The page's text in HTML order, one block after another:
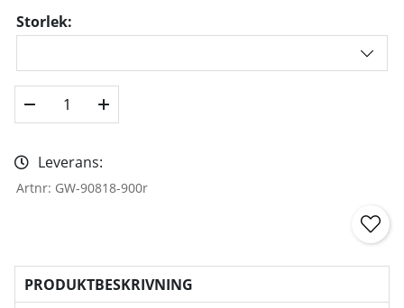
Storlek:
Leverans:
Artnr: GW-90818-900r
PRODUKTBESKRIVNING